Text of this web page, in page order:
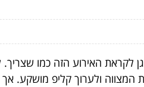
לקראת האירוע הזה כמו
ולערוך קליפ מושקע. אך